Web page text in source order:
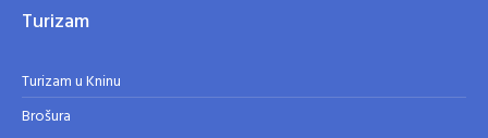
Turizam
Turizam u Kninu
Brošura